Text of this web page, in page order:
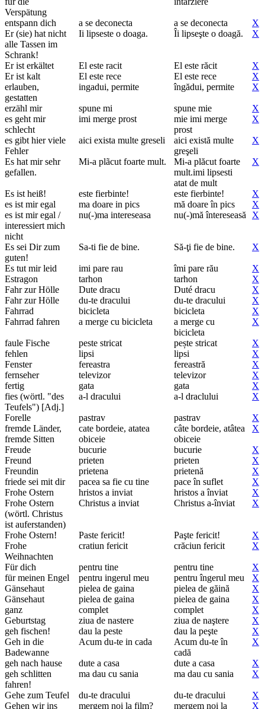
Verspätung
entspann dich a se deconecta a se deconecta
X
Er (sie) hat nicht
alle Tassen im
Schrank!
Ii lipseste o doaga. Îi lipseşte o doagă. X
Er ist erkältet El este racit El este răcit
X
Er ist kalt
El este rece El este rece
X
erlauben,
gestatten
ingadui, permite îngădui, permite X
erzähl mir spune mi spune mie
X
es geht mir
schlecht
imi merge prost
mie imi merge
prost
X
es gibt hier viele
Fehler
aici exista multe greseli
aici există multe
greşeli
X
Es hat mir sehr
gefallen.
Mi-a plãcut foarte mult.
Mi-a plăcut foarte
mult.imi lipsesti
atat de mult
X
Es ist heiß! este fierbinte! este fierbinte!
X
es ist mir egal
ma doare in pics mă doare în pics
X
es ist mir egal /
interessiert mich
nicht
nu(-)ma intereseasa nu(-)mă întereseasă X
Es sei Dir zum
guten!
Sa-ti fie de bine. Să-ţi fie de bine. X
Es tut mir leid imi pare rau îmi pare rău
X
Estragon
tarhon tarhon
X
Fahr zur Hölle
Dute dracu Duté dracu
X
Fahr zur Hölle
du-te dracului du-te dracului
X
Fahrrad
bicicleta bicicleta
X
Fahrrad fahren
a merge cu bicicleta
a merge cu
bicicleta
X
faule Fische peste stricat pește stricat
X
fehlen
lipsi lipsi
X
Fenster
fereastra fereastră
X
fernseher
televizor televizor
X
fertig
gata gata
X
fies (wörtl. "des
Teufels") [Adj.]
a-l dracului a-l draclului X
Forelle pastrav pastrav
X
fremde Länder,
fremde Sitten
cate bordeie, atatea
obiceie
câte bordeie, atâtea
obiceie
X
Freude bucurie bucurie
X
Freund
prieten prieten
X
Freundin
prietena prietenă
X
friede sei mit dir
pacea sa fie cu tine pace în suflet
X
Frohe Ostern
hristos a inviat hristos a înviat
X
Frohe Ostern
(wörtl. Christus
ist auferstanden)
Christus a inviat Christus a-înviat X
Frohe Ostern! Paste fericit! Paşte fericit!
X
Frohe
Weihnachten
cratiun fericit crăciun fericit X
Für dich pentru tine pentru tine
X
für meinen Engel
pentru ingerul meu pentru îngerul meu
X
Gänsehaut
pielea de gaina pielea de găină
X
Gänsehaut
pielea de gaina pielea de gaina
X
ganz
complet complet
X
Geburtstag
ziua de nastere ziua de naştere
X
geh fischen!
dau la peste dau la peşte
X
Geh in die
Badewanne
Acum du-te in cada
Acum du-te în
cadă
X
geh nach hause dute a casa dute a casa
X
geh schlitten
fahren!
ma dau cu sania ma dau cu sania X
Gehe zum Teufel du-te dracului du-te dracului
X
Gehen wir ins
mergem noi la film? mergem noi la X